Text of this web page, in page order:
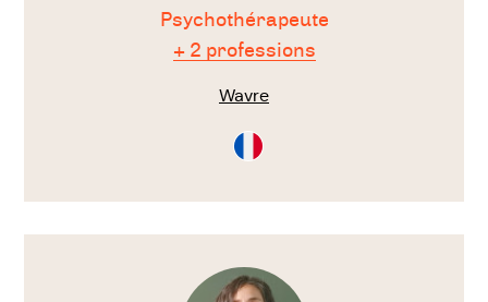
Psychothérapeute
+ 2 professions
Wavre
Consultation
en
Voir